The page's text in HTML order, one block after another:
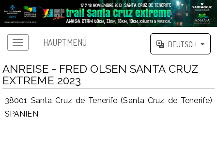
HAUPTMENÜ DEUTSCH
ANREISE - FRED OLSEN SANTA CRUZ
EXTREME 2023
38001 Santa Cruz de Tenerife (Santa Cruz de Tenerife)
SPANIEN